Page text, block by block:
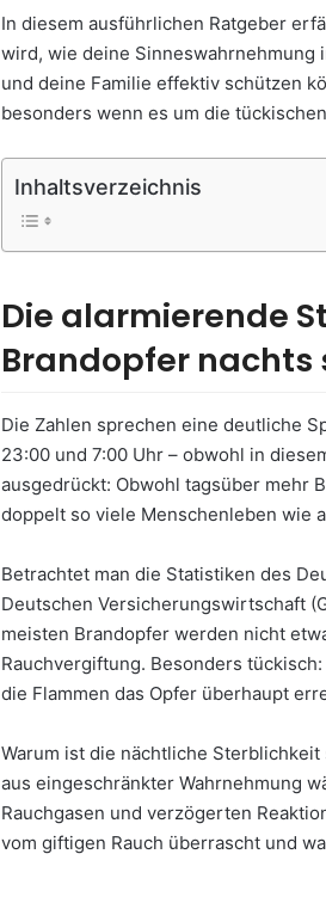
In diesem ausführlichen Ratgeber
wird, wie deine Sinneswahrnehmung
und deine Familie effektiv schützen
besonders wenn es um die
Inhaltsverzeichnis
Die alarmierende
Brandopfer nachts
Die Zahlen sprechen eine deutliche
23:00 und 7:00 Uhr – obwohl in
ausgedrückt: Obwohl tagsüber mehr
doppelt so viele Menschenleben wie
Betrachtet man die Statistiken des
Deutschen Versicherungswirtschaft
meisten Brandopfer werden nicht
Rauchvergiftung. Besonders
die Flammen das Opfer überhaupt
Warum ist die nächtliche
aus eingeschränkter Wahrnehmung
Rauchgasen und verzögerten
vom giftigen Rauch überrascht und